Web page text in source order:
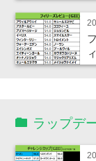
ラップデ